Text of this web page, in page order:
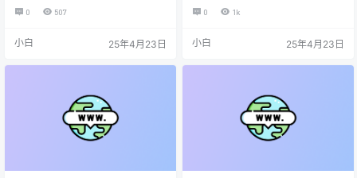
0 507
小白 25年4月23日
0 1k
小白 25年4月23日